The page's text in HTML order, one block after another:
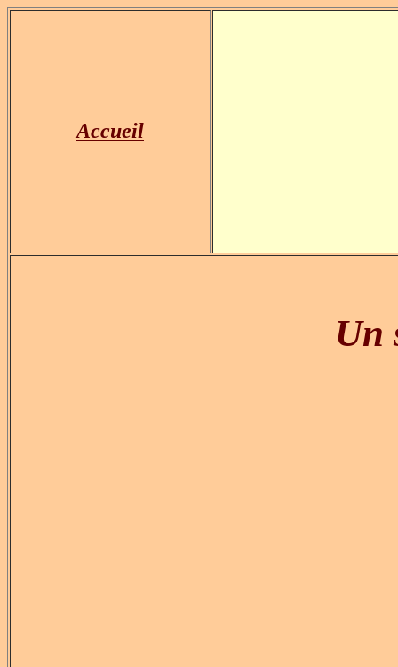
Accueil
Un